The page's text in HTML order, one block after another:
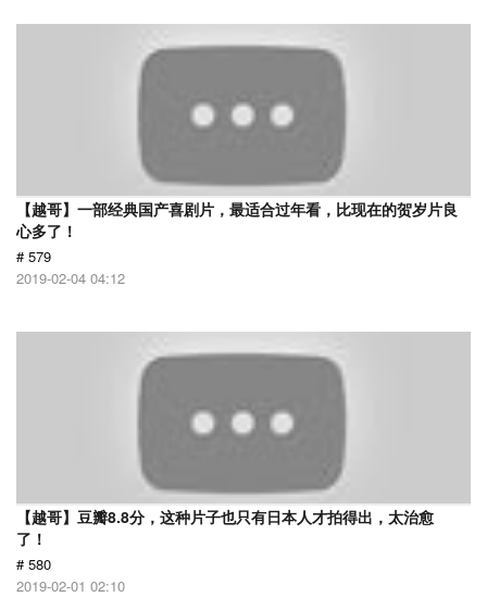
【越哥】一部经典国产喜剧片，最适合过年看，比现在的贺岁片良
心多了！
# 579
2019-02-04 04:12
【越哥】豆瓣8.8分，这种片子也只有日本人才拍得出，太治愈
了！
# 580
2019-02-01 02:10